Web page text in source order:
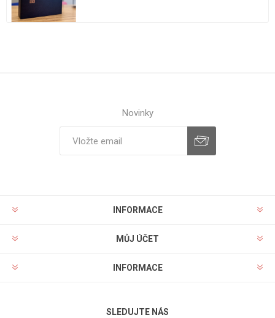
Novinky
INFORMACE
MŮJ ÚČET
INFORMACE
SLEDUJTE NÁS